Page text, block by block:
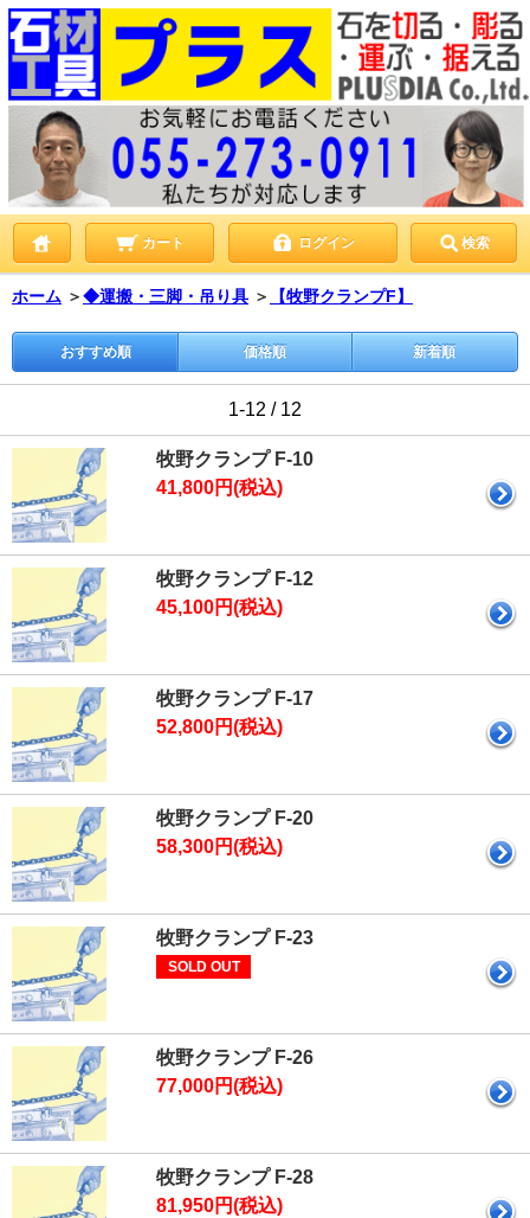
カート ログイン 検索
ホーム ＞◆運搬・三脚・吊り具 ＞ 【牧野クランプF】
おすすめ順 価格順 新着順
1-12 / 12
牧野クランプ F-10
41,800円(税込)
牧野クランプ F-12
45,100円(税込)
牧野クランプ F-17
52,800円(税込)
牧野クランプ F-20
58,300円(税込)
牧野クランプ F-23
SOLD OUT
牧野クランプ F-26
77,000円(税込)
牧野クランプ F-28
81,950円(税込)